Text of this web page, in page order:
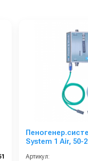
System 1 Air, 50-
ш. 3/8.ш.
Артикул: